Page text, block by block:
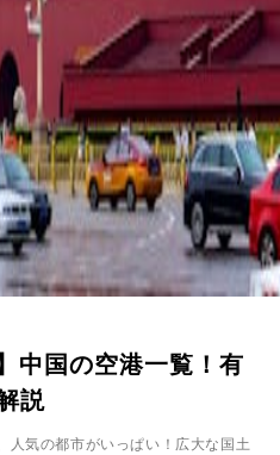
国の空港一覧！有
説
人気の都市がいっぱい！広大な国土